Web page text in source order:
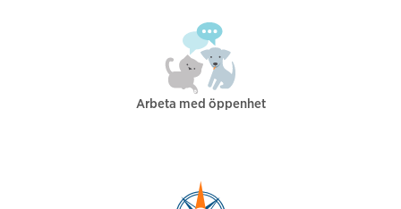
Arbeta med öppenhet